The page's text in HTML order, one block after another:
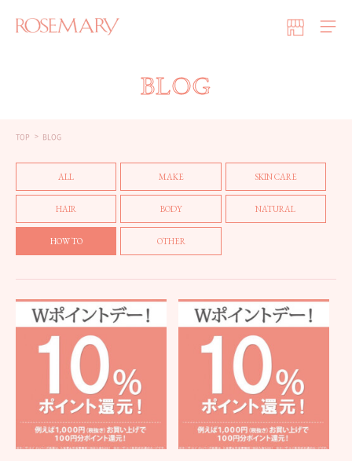
BLOG
TOP BLOG
ALL MAKE SKIN CARE
HAIR BODY NATURAL
HOW TO OTHER